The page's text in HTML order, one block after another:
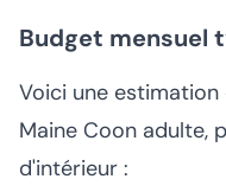
Budget mensuel
Voici une
Maine Coon adulte,
d'intérieur :